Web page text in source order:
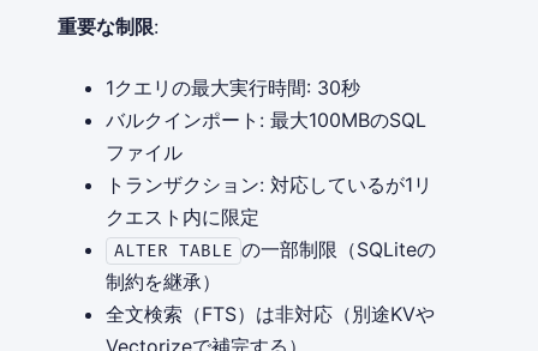
重要な制限:
1クエリの最大実行時間: 30秒
バルクインポート: 最大100MBのSQL
ファイル
トランザクション: 対応しているが1リ
クエスト内に限定
ALTER TABLE の一部制限（SQLiteの
制約を継承）
全文検索（FTS）は非対応（別途KVや